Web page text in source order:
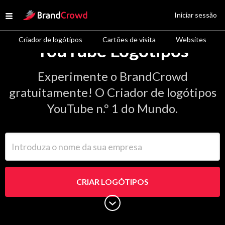
Open menu
Site Logo
Criador de logótipos Cartões de visita Websites
Iniciar sessão
YouTube Logótipos
Experimente o BrandCrowd
gratuitamente! O Criador de logótipos
YouTube n.º 1 do Mundo.
CRIAR LOGÓTIPOS